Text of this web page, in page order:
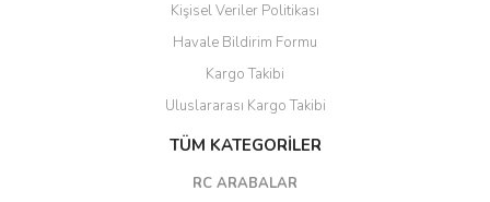
Kişisel Veriler Politikası
Havale Bildirim Formu
Kargo Takibi
Uluslararası Kargo Takibi
TÜM KATEGORİLER
RC ARABALAR